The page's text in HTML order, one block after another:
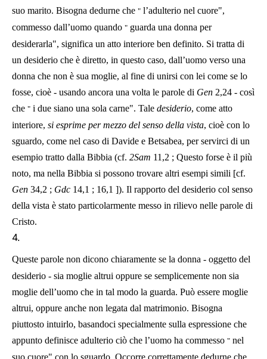
suo marito. Bisogna dedurne che " l’adulterio nel cuore",
commesso dall’uomo quando " guarda una donna per
desiderarla", significa un atto interiore ben definito. Si tratta di
un desiderio che è diretto, in questo caso, dall’uomo verso una
donna che non è sua moglie, al fine di unirsi con lei come se lo
fosse, cioè - usando ancora una volta le parole di Gen 2,24 - così
che " i due siano una sola carne". Tale desiderio, come atto
interiore, si esprime per mezzo del senso della vista, cioè con lo
sguardo, come nel caso di Davide e Betsabea, per servirci di un
esempio tratto dalla Bibbia (cf. 2Sam 11,2 ; Questo forse è il più
noto, ma nella Bibbia si possono trovare altri esempi simili [cf.
Gen 34,2 ; Gdc 14,1 ; 16,1 ]). Il rapporto del desiderio col senso
della vista è stato particolarmente messo in rilievo nelle parole di
Cristo.
4.
Queste parole non dicono chiaramente se la donna - oggetto del
desiderio - sia moglie altrui oppure se semplicemente non sia
moglie dell’uomo che in tal modo la guarda. Può essere moglie
altrui, oppure anche non legata dal matrimonio. Bisogna
piuttosto intuirlo, basandoci specialmente sulla espressione che
appunto definisce adulterio ciò che l’uomo ha commesso " nel
suo cuore" con lo sguardo. Occorre correttamente dedurne che